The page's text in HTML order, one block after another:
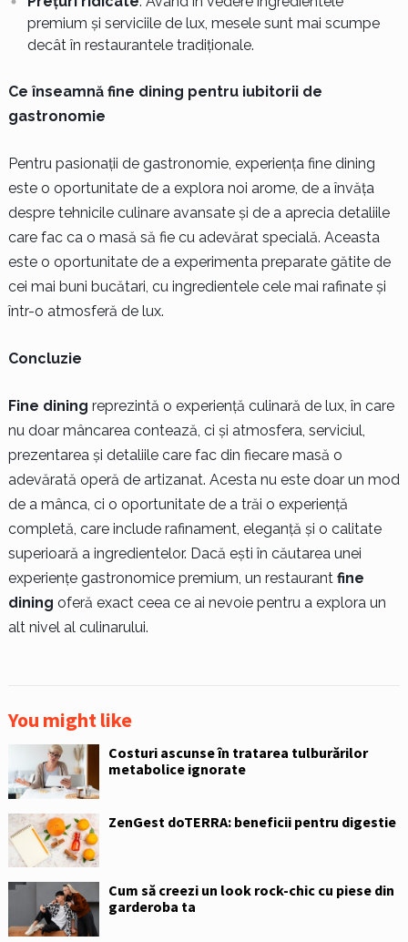
premium și serviciile de lux, mesele sunt mai scumpe
decât în restaurantele tradiționale.
Ce înseamnă fine dining pentru iubitorii de
gastronomie
Pentru pasionații de gastronomie, experiența fine dining
este o oportunitate de a explora noi arome, de a învăța
despre tehnicile culinare avansate și de a aprecia detaliile
care fac ca o masă să fie cu adevărat specială. Aceasta
este o oportunitate de a experimenta preparate gătite de
cei mai buni bucătari, cu ingredientele cele mai rafinate și
într-o atmosferă de lux.
Concluzie
Fine dining reprezintă o experiență culinară de lux, în care
nu doar mâncarea contează, ci și atmosfera, serviciul,
prezentarea și detaliile care fac din fiecare masă o
adevărată operă de artizanat. Acesta nu este doar un mod
de a mânca, ci o oportunitate de a trăi o experiență
completă, care include rafinament, eleganță și o calitate
superioară a ingredientelor. Dacă ești în căutarea unei
experiențe gastronomice premium, un restaurant fine
dining oferă exact ceea ce ai nevoie pentru a explora un
alt nivel al culinarului.
You might like
Costuri ascunse în tratarea tulburărilor
metabolice ignorate
ZenGest doTERRA: beneficii pentru digestie
Cum să creezi un look rock-chic cu piese din
garderoba ta